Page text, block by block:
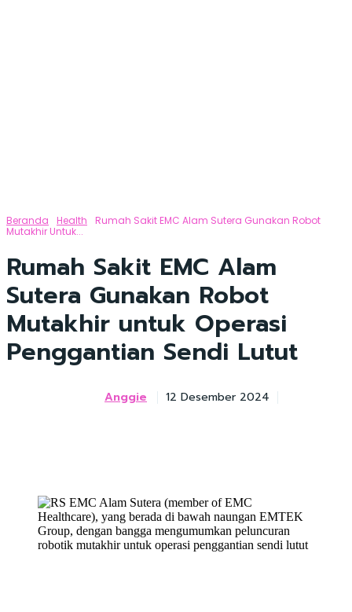
Beranda Health
Rumah Sakit EMC Alam Sutera Gunakan Robot
Mutakhir Untuk...
Rumah Sakit EMC Alam
Sutera Gunakan Robot
Mutakhir untuk Operasi
Penggantian Sendi Lutut
Anggie 12 Desember 2024